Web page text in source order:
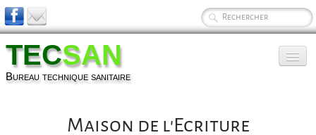
TECSAN
Bureau technique sanitaire
Maison de l'Ecriture